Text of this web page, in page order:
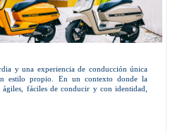
y una experiencia de conducción única
estilo propio. En un contexto donde la
fáciles de conducir y con identidad,